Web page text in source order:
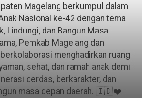
Magelang berkumpul dalam
Nasional ke-42 dengan tema
Lindungi, dan Bangun Masa
Pemkab Magelang dan
menghadirkan ruang
sehat, dan ramah anak demi
cerdas, berkarakter, dan
masa depan daerah. 🇮🇩❤️